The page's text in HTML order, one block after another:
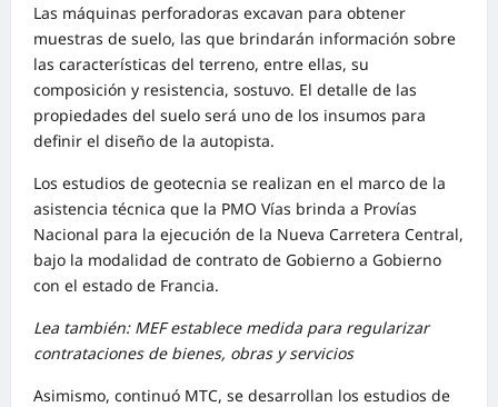
Las máquinas perforadoras excavan para obtener
muestras de suelo, las que brindarán información sobre
las características del terreno, entre ellas, su
composición y resistencia, sostuvo. El detalle de las
propiedades del suelo será uno de los insumos para
definir el diseño de la autopista.
Los estudios de geotecnia se realizan en el marco de la
asistencia técnica que la PMO Vías brinda a Provías
Nacional para la ejecución de la Nueva Carretera Central,
bajo la modalidad de contrato de Gobierno a Gobierno
con el estado de Francia.
Lea también: MEF establece medida para regularizar
contrataciones de bienes, obras y servicios
Asimismo, continuó MTC, se desarrollan los estudios de